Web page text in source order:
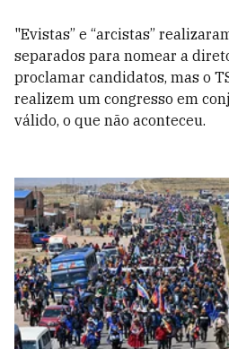
"Evistas” e “arcistas”
separados para nomear a
proclamar candidatos, mas o
realizem um congresso em
válido, o que não aconteceu.